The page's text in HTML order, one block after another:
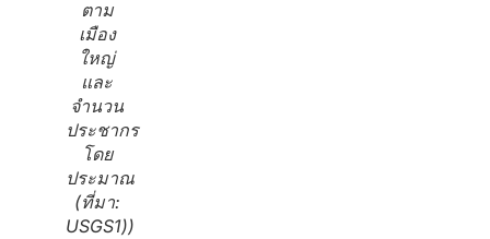
ตาม
เมือง
ใหญ่
และ
จำนวน
ประชากร
โดย
ประมาณ
(ที่มา:
USGS1))